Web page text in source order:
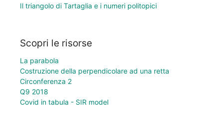
Il triangolo di Tartaglia e i numeri politopici
Scopri le risorse
La parabola
Costruzione della perpendicolare ad una retta
Circonferenza 2
Q9 2018
Covid in tabula - SIR model